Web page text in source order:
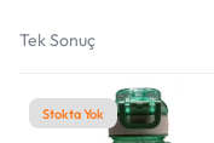
Harika
veya
veya
Tek Sonuç
Stokta Yok